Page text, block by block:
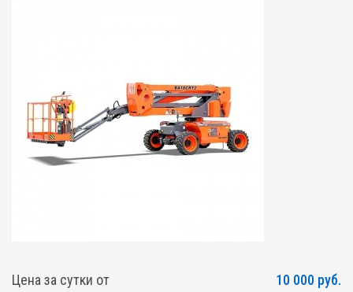
Цена за сутки от 10 000 руб.